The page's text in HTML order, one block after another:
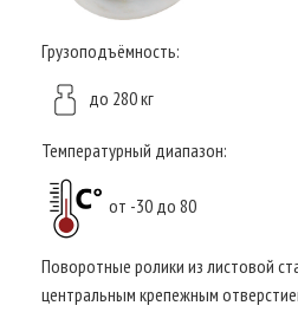
Грузоподъёмность:
до 280 кг
Температурный диапазон:
от -30 до 80
Поворотные ролики из листовой
центральным крепежным